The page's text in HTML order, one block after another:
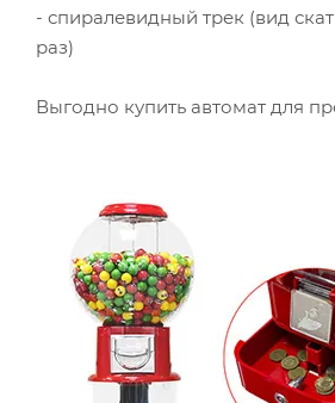
- спиралевидный трек (вид
раз)
Выгодно купить автомат для